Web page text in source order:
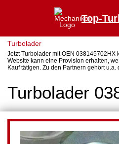
Top-
Turbolader
Jetzt Turbolader mit OEN 038145702HX
Website kann eine Provision erhalten,
Kauf tätigen. Zu den Partnern gehört
Turbolader